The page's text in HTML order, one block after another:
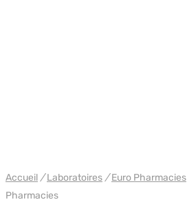
Accueil / Laboratoires / Euro Pharmacies
Pharmacies